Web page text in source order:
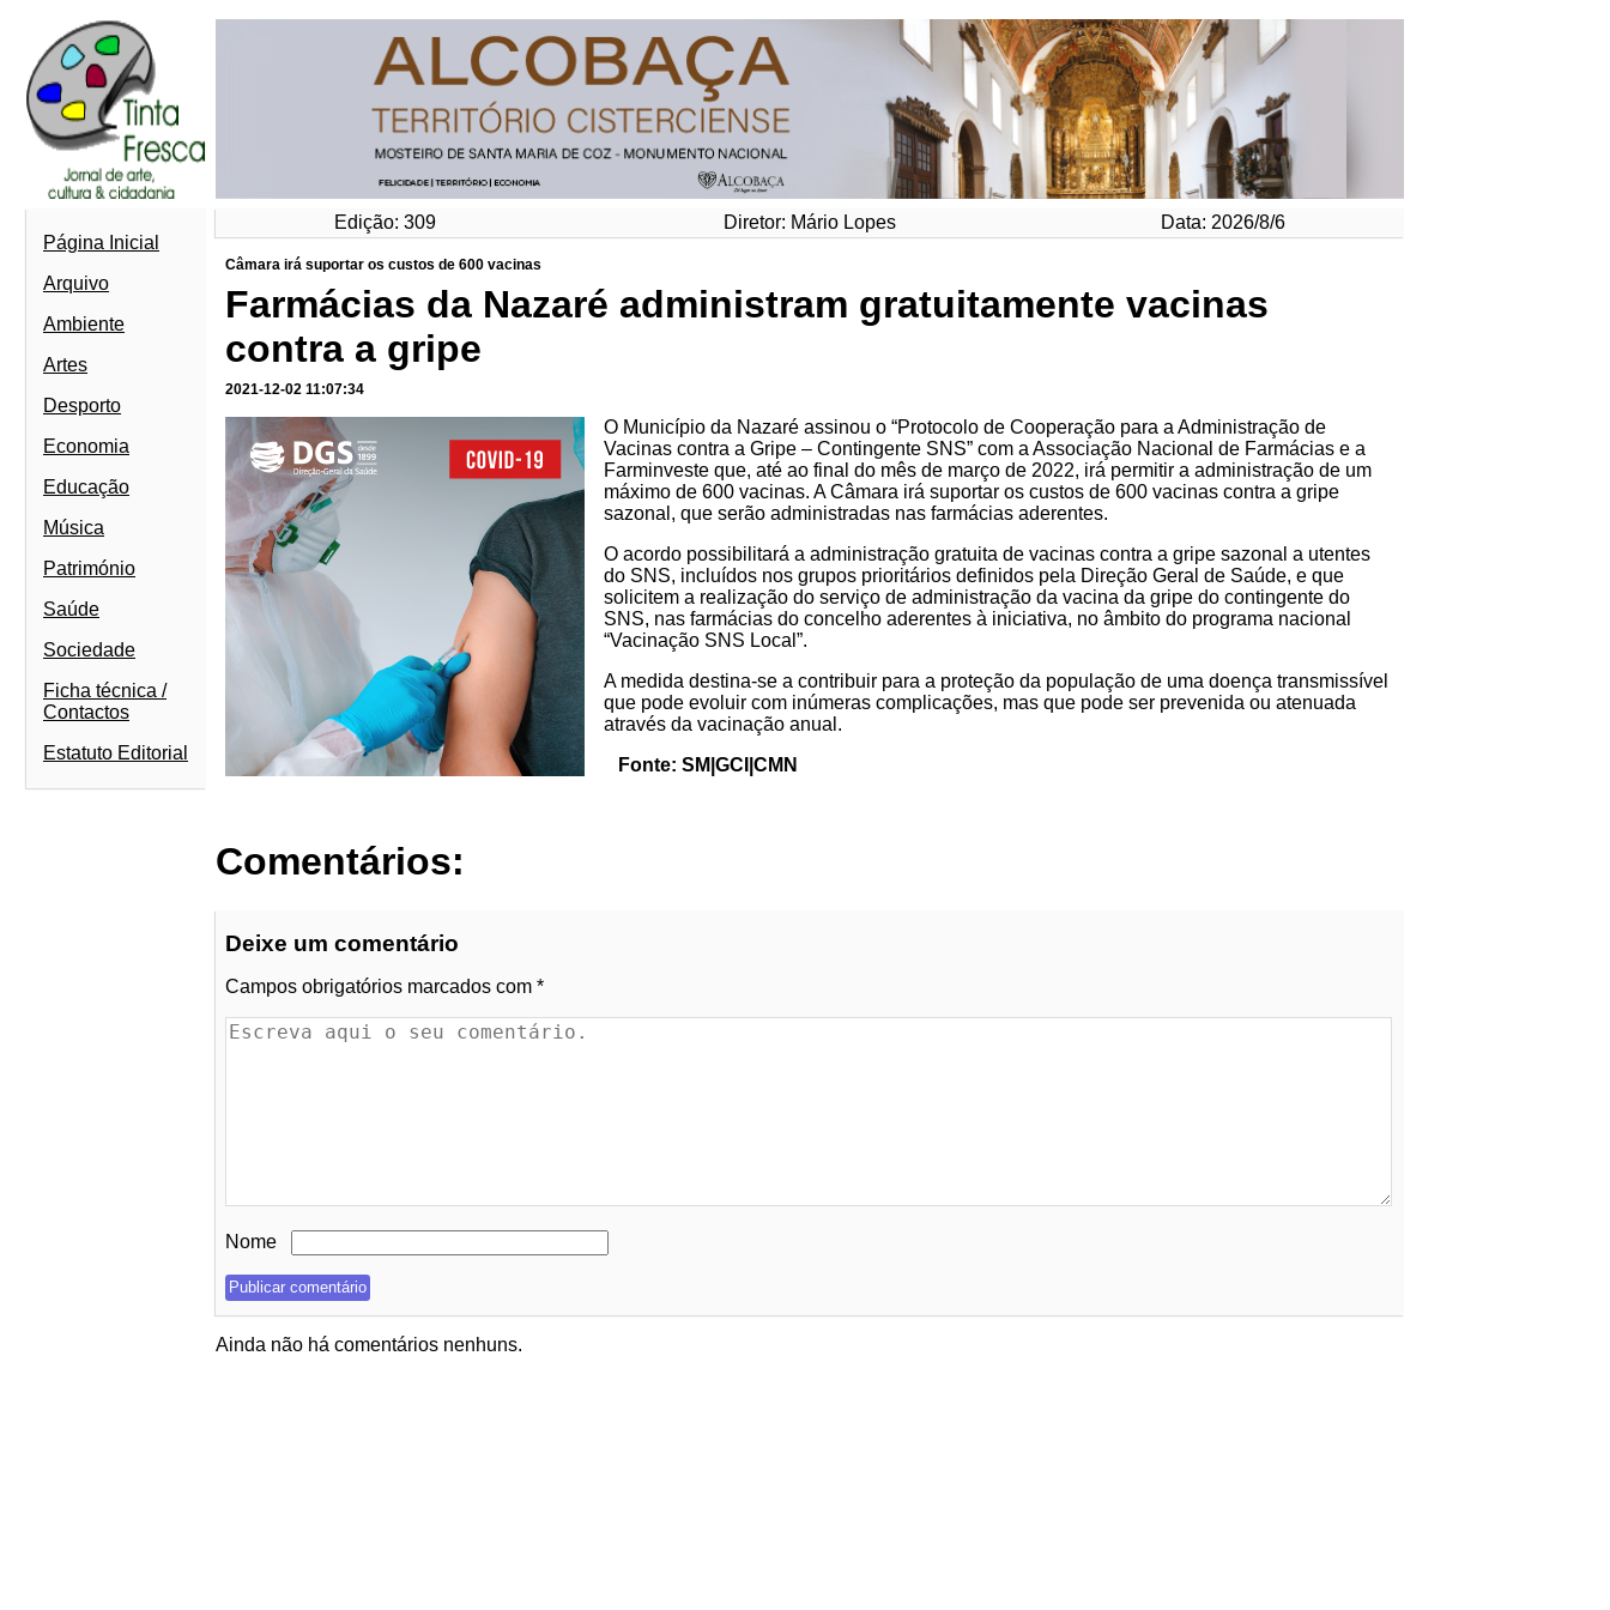
Edição: 309 Diretor: Mário Lopes
Data: 2026/8/6
Página Inicial
Arquivo
Ambiente
Artes
Desporto
Economia
Educação
Música
Património
Saúde
Sociedade
Ficha técnica /
Contactos
Estatuto Editorial
Câmara irá suportar os custos de 600 vacinas
Farmácias da Nazaré administram gratuitamente vacinas
contra a gripe
2021-12-02 11:07:34
O Município da Nazaré assinou o “Protocolo de Cooperação para a Administração de
Vacinas contra a Gripe – Contingente SNS” com a Associação Nacional de Farmácias e a
Farminveste que, até ao final do mês de março de 2022, irá permitir a administração de um
máximo de 600 vacinas. A Câmara irá suportar os custos de 600 vacinas contra a gripe
sazonal, que serão administradas nas farmácias aderentes.
O acordo possibilitará a administração gratuita de vacinas contra a gripe sazonal a utentes
do SNS, incluídos nos grupos prioritários definidos pela Direção Geral de Saúde, e que
solicitem a realização do serviço de administração da vacina da gripe do contingente do
SNS, nas farmácias do concelho aderentes à iniciativa, no âmbito do programa nacional
“Vacinação SNS Local”.
A medida destina-se a contribuir para a proteção da população de uma doença transmissível
que pode evoluir com inúmeras complicações, mas que pode ser prevenida ou atenuada
através da vacinação anual.
Fonte: SM|GCI|CMN
Comentários:
Deixe um comentário
Campos obrigatórios marcados com *
Nome
Ainda não há comentários nenhuns.